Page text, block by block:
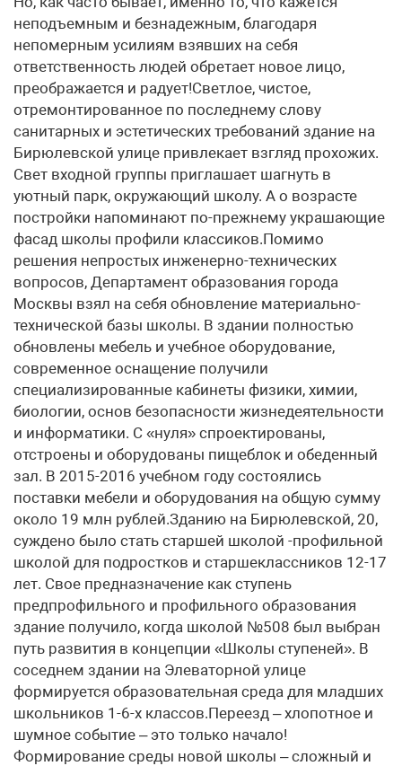
неподъемным и безнадежным, благодаря
непомерным усилиям взявших на себя
ответственность людей обретает новое лицо,
преображается и радует!Светлое, чистое,
отремонтированное по последнему слову
санитарных и эстетических требований здание на
Бирюлевской улице привлекает взгляд прохожих.
Свет входной группы приглашает шагнуть в
уютный парк, окружающий школу. А о возрасте
постройки напоминают по-прежнему украшающие
фасад школы профили классиков.Помимо
решения непростых инженерно-технических
вопросов, Департамент образования города
Москвы взял на себя обновление материально-
технической базы школы. В здании полностью
обновлены мебель и учебное оборудование,
современное оснащение получили
специализированные кабинеты физики, химии,
биологии, основ безопасности жизнедеятельности
и информатики. С «нуля» спроектированы,
отстроены и оборудованы пищеблок и обеденный
зал. В 2015-2016 учебном году состоялись
поставки мебели и оборудования на общую сумму
около 19 млн рублей.Зданию на Бирюлевской, 20,
суждено было стать старшей школой -профильной
школой для подростков и старшеклассников 12-17
лет. Свое предназначение как ступень
предпрофильного и профильного образования
здание получило, когда школой №508 был выбран
путь развития в концепции «Школы ступеней». В
соседнем здании на Элеваторной улице
формируется образовательная среда для младших
школьников 1-6-х классов.Переезд – хлопотное и
шумное событие – это только начало!
Формирование среды новой школы – сложный и